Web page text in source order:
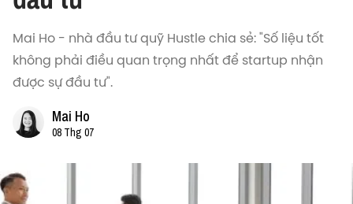
Mai Ho - nhà đầu tư quỹ Hustle chia sẻ: "Số liệu tốt
không phải điều quan trọng nhất để startup nhận
được sự đầu tư".
Mai Ho
08 Thg 07